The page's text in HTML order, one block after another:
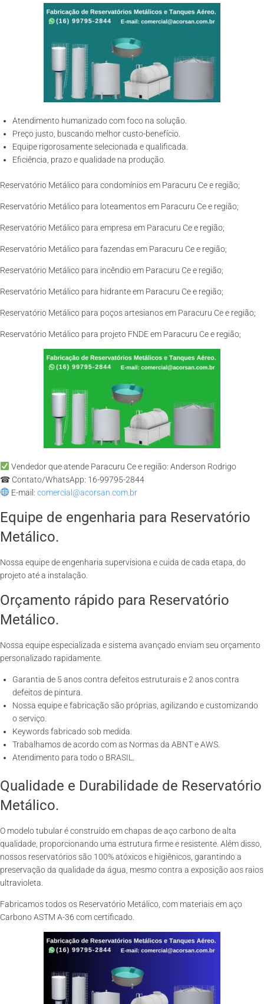
Atendimento humanizado com foco na solução.
Preço justo, buscando melhor custo-benefício.
Equipe rigorosamente selecionada e qualificada.
Eficiência, prazo e qualidade na produção.
Reservatório Metálico para condomínios em Paracuru Ce e região;
Reservatório Metálico para loteamentos em Paracuru Ce e região;
Reservatório Metálico para empresa em Paracuru Ce e região;
Reservatório Metálico para fazendas em Paracuru Ce e região;
Reservatório Metálico para incêndio em Paracuru Ce e região;
Reservatório Metálico para hidrante em Paracuru Ce e região;
Reservatório Metálico para poços artesianos em Paracuru Ce e região;
Reservatório Metálico para projeto FNDE em Paracuru Ce e região;
Vendedor que atende Paracuru Ce e região: Anderson Rodrigo
☎ Contato/WhatsApp: 16-99795-2844
E-mail: comercial@acorsan.com.br
Equipe de engenharia para Reservatório
Metálico.
Nossa equipe de engenharia supervisiona e cuida de cada etapa, do
projeto até a instalação.
Orçamento rápido para Reservatório
Metálico.
Nossa equipe especializada e sistema avançado enviam seu orçamento
personalizado rapidamente.
Garantia de 5 anos contra defeitos estruturais e 2 anos contra
defeitos de pintura.
Nossa equipe e fabricação são próprias, agilizando e customizando
o serviço.
Keywords fabricado sob medida.
Trabalhamos de acordo com as Normas da ABNT e AWS.
Atendimento para todo o BRASIL.
Qualidade e Durabilidade de Reservatório
Metálico.
O modelo tubular é construído em chapas de aço carbono de alta
qualidade, proporcionando uma estrutura firme e resistente. Além disso,
nossos reservatórios são 100% atóxicos e higiênicos, garantindo a
preservação da qualidade da água, mesmo contra a exposição aos raios
ultravioleta.
Fabricamos todos os Reservatório Metálico, com materiais em aço
Carbono ASTM A-36 com certificado.